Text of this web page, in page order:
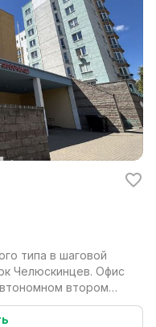
типа в шаговой
Офис
втором